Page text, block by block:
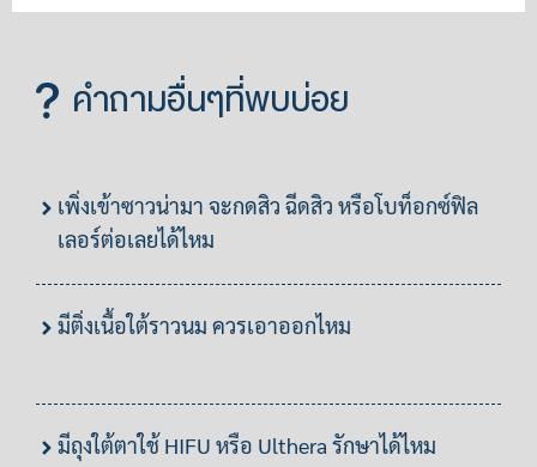
คำถามอื่นๆที่พบบ่อย
เพิ่งเข้าซาวน่ามา จะกดสิว ฉีดสิว หรือโบท็อกซ์ฟิล
เลอร์ต่อเลยได้ไหม
มีติ่งเนื้อใต้ราวนม ควรเอาออกไหม
มีถุงใต้ตาใช้ HIFU หรือ Ulthera รักษาได้ไหม